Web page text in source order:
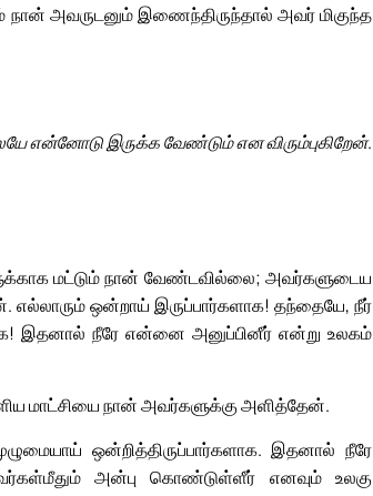
அவருடனும் இணைந்திருந்தால் அவர் மிகுந்த
என்னோடு இருக்க வேண்டும் என விரும்புகிறேன்.
மட்டும் நான் வேண்டவில்லை; அவர்களுடைய
ஒன்றாய் இருப்பார்களாக! தந்தையே, நீர்
இதனால் நீரே என்னை அனுப்பினீர் என்று உலகம்
மாட்சியை நான் அவர்களுக்கு அளித்தேன்.
ஒன்றித்திருப்பார்களாக. இதனால் நீரே
அன்பு கொண்டுள்ளீர் எனவும் உலகு